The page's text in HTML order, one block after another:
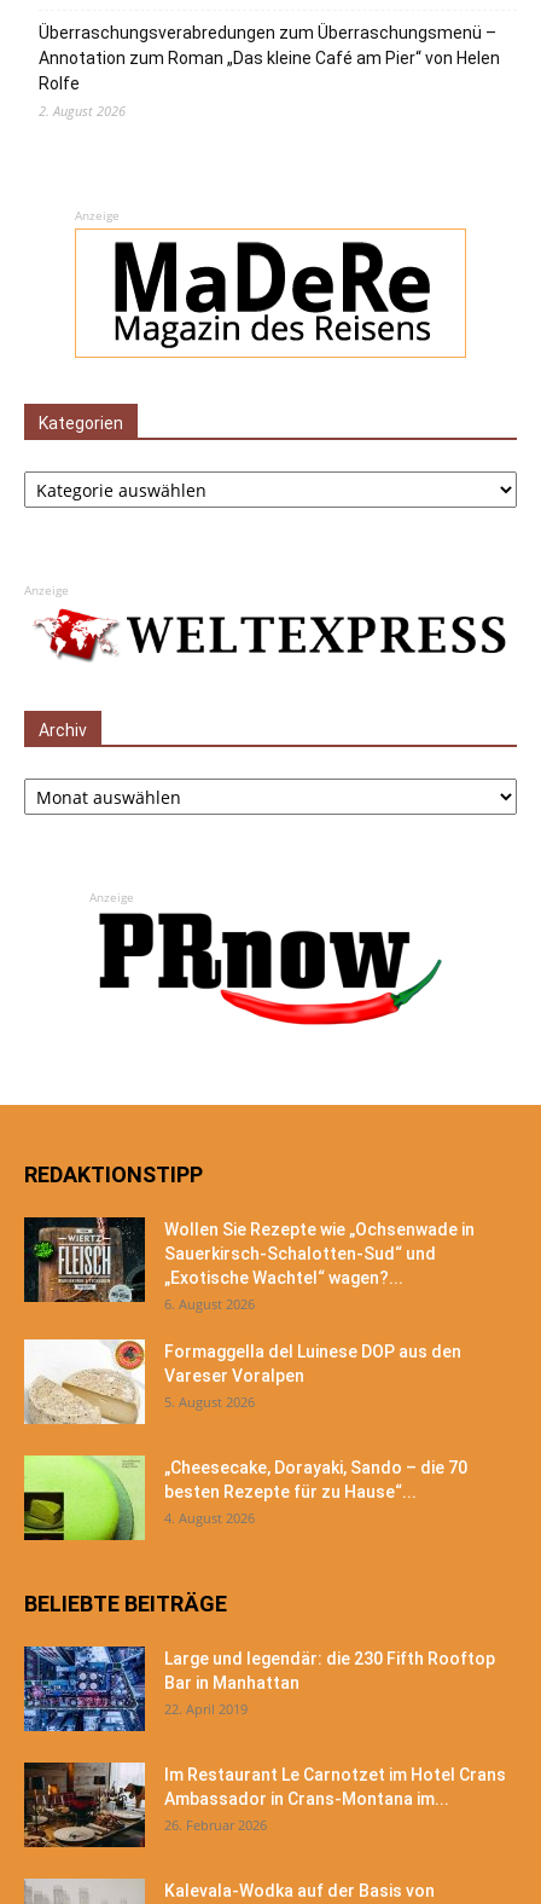
Überraschungsverabredungen zum Überraschungsmenü –
Annotation zum Roman „Das kleine Café am Pier“ von Helen
Rolfe
2. August 2026
Anzeige
Kategorien
Kategorien
Anzeige
Archiv
Archiv
Anzeige
REDAKTIONSTIPP
Wollen Sie Rezepte wie „Ochsenwade in
Sauerkirsch-Schalotten-Sud“ und
„Exotische Wachtel“ wagen?...
6. August 2026
Formaggella del Luinese DOP aus den
Vareser Voralpen
5. August 2026
„Cheesecake, Dorayaki, Sando – die 70
besten Rezepte für zu Hause“...
4. August 2026
BELIEBTE BEITRÄGE
Large und legendär: die 230 Fifth Rooftop
Bar in Manhattan
22. April 2019
Im Restaurant Le Carnotzet im Hotel Crans
Ambassador in Crans-Montana im...
26. Februar 2026
Kalevala-Wodka auf der Basis von